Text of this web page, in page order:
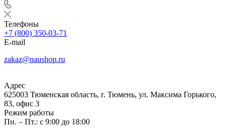
Телефоны
+7 (800) 350-03-71
E-mail
zakaz@naushop.ru
Адрес
625003 Тюменская область, г. Тюмень, ул. Максима Горького,
83, офис 3
Режим работы
Пн. – Пт.: с 9:00 до 18:00